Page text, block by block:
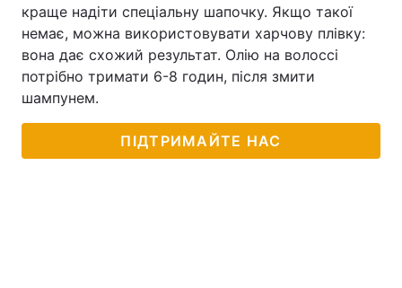
краще надіти спеціальну шапочку. Якщо такої
немає, можна використовувати харчову плівку:
вона дає схожий результат. Олію на волоссі
потрібно тримати 6-8 годин, після змити
шампунем.
ПІДТРИМАЙТЕ НАС